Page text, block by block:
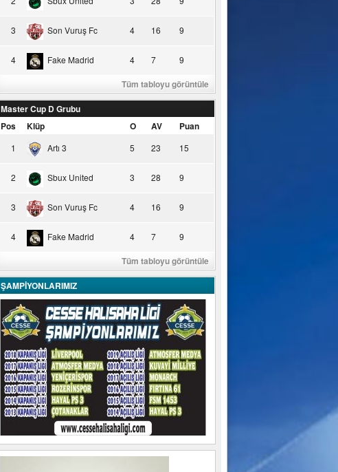
3 Son Vuruş Fc 4 16 9
4 Fake Madrid 4 7 9
Tüm tabloyu görüntüle
Master Cup D Grubu
Pos
Klüp O AV Puan
1 Artı 3 5 23 15
2 Sbux United 3 28 9
3 Son Vuruş Fc 4 16 9
4 Fake Madrid 4 7 9
Tüm tabloyu görüntüle
ŞAMPİYONLARIMIZ